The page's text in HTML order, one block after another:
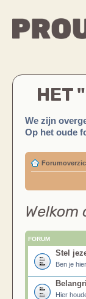
HET
We zijn
Op het oude
Welkom
FORUM
Stel
Ben je
Hier